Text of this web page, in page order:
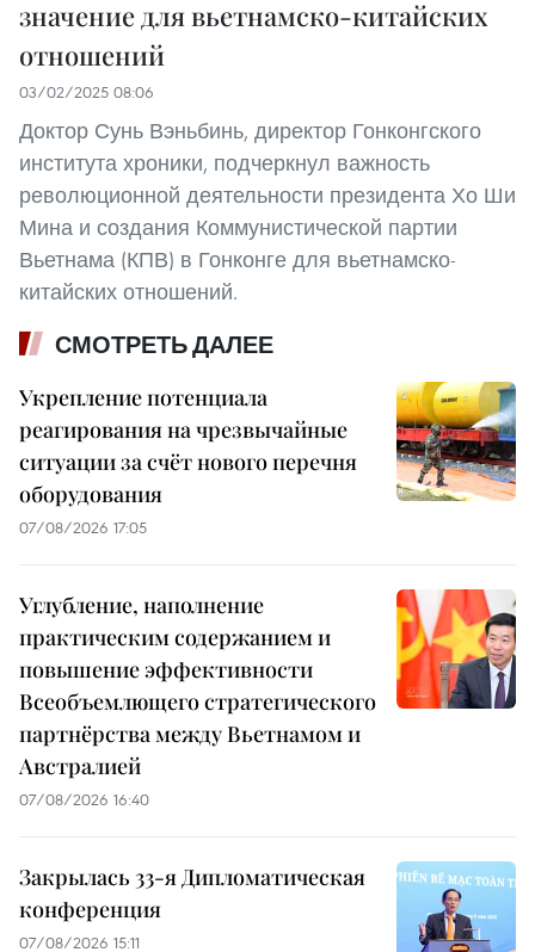
значение для вьетнамско-китайских
отношений
03/02/2025 08:06
Доктор Сунь Вэньбинь, директор Гонконгского
института хроники, подчеркнул важность
революционной деятельности президента Хо Ши
Мина и создания Коммунистической партии
Вьетнама (КПВ) в Гонконге для вьетнамско-
китайских отношений.
СМОТРЕТЬ ДАЛЕЕ
Укрепление потенциала
реагирования на чрезвычайные
ситуации за счёт нового перечня
оборудования
07/08/2026 17:05
Углубление, наполнение
практическим содержанием и
повышение эффективности
Всеобъемлющего стратегического
партнёрства между Вьетнамом и
Австралией
07/08/2026 16:40
Закрылась 33-я Дипломатическая
конференция
07/08/2026 15:11